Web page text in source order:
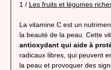
1 / Les fruits et légumes
La vitamine C est un
la beauté de la peau. Cette
antioxydant qui aide à
radicaux libres, qui peuvent
la peau et provoquer des